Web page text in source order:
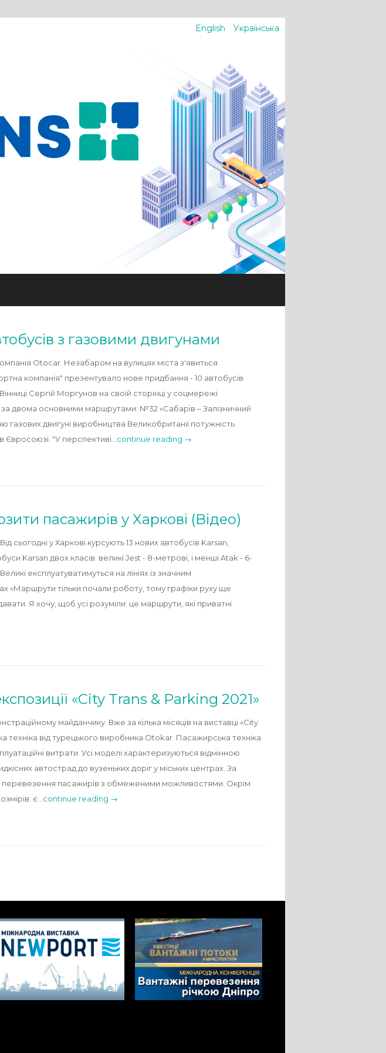
English Українська
з газовими двигунами
Otocar. Незабаром на вулицях міста з'явиться
компанія" презентувало нове придбання - 10 автобусів
Сергій Моргунов на своїй сторінці у соцмережі.
двома основними маршрутами: №32 «Сабарів – Залізничний
двигуні виробництва Великобританії потужність
"У перспективі… continue reading →
пасажирів у Харкові (Відео)
у Харкові курсують 13 нових автобусів Karsan,
Karsan двох класів: великі Jest - 8-метрові, і менші Atak - 6-
експлуатуватимуться на лініях із значним
«Маршрути тільки почали роботу, тому графіки руху ще
Я хочу, щоб усі розуміли: це маршрути, які приватні
«City Trans & Parking 2021»
майданчику. Вже за кілька місяців на виставці «City
техніка від турецького виробника Otokar. Пасажирська техніка
витрати. Усі моделі характеризуються відмінною
автострад до вузеньких доріг у міських центрах. За
перевезення пасажирів з обмеженими можливостями. Окрім
є… continue reading →